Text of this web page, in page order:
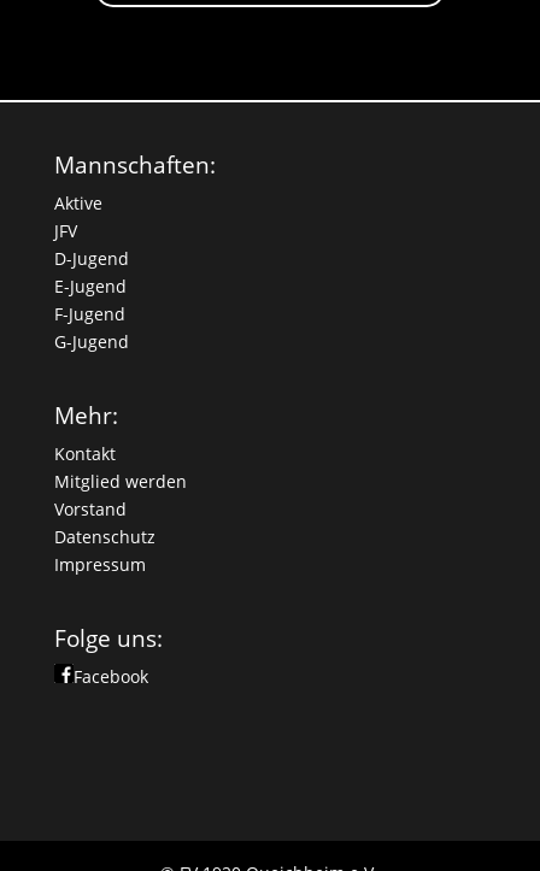
Mannschaften:
Aktive
JFV
D-Jugend
E-Jugend
F-Jugend
G-Jugend
Mehr:
Kontakt
Mitglied werden
Vorstand
Datenschutz
Impressum
Folge uns:
Facebook